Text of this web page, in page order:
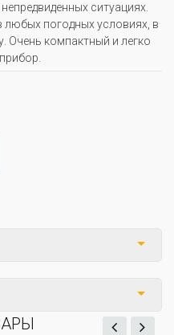
ситуациях.
любых погодных условиях, в
Очень компактный и легко